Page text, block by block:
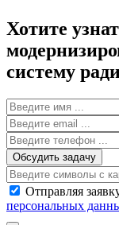
Хотите
систему
Обсудить задачу
Отправляя
персональных